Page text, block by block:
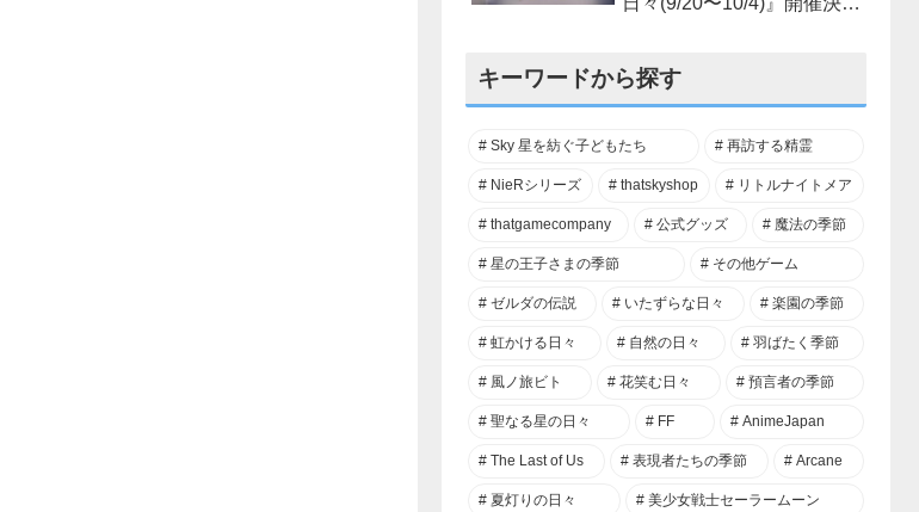
キーワードから探す
Sky 星を紡ぐ子どもたち 再訪する精霊
NieRシリーズ thatskyshop リトルナイトメア
thatgamecompany 公式グッズ 魔法の季節
星の王子さまの季節 その他ゲーム
ゼルダの伝説 いたずらな日々 楽園の季節
虹かける日々 自然の日々 羽ばたく季節
風ノ旅ビト 花笑む日々 預言者の季節
聖なる星の日々 FF AnimeJapan
The Last of Us 表現者たちの季節 Arcane
夏灯りの日々 美少女戦士セーラームーン